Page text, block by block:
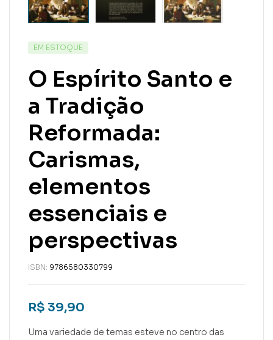
EM ESTOQUE
O Espírito Santo e
a Tradição
Reformada:
Carismas,
elementos
essenciais e
perspectivas
ISBN: 9786580330799
R$ 39,90
Uma variedade de temas esteve no centro das